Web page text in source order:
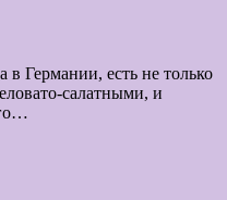
в Германии, есть не только
салатными, и